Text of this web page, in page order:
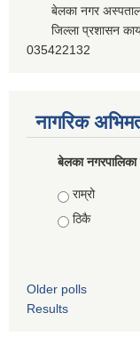
बेलका नगर अस्पताल
जिल्ला प्रशासन
035422132
नागरिक
बेलका नगरपालिका
Choices
राम्रो
ठिकै
Older polls
Results